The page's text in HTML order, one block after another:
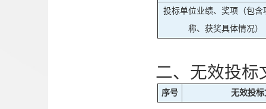
投标单位业绩、奖项（包含
称、获奖具体情况）
二、无效投标
序号 无效投